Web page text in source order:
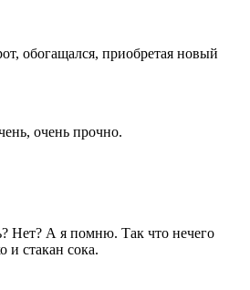
обогащался, приобретая новый
очень прочно.
Нет? А я помню. Так что нечего
и стакан сока.